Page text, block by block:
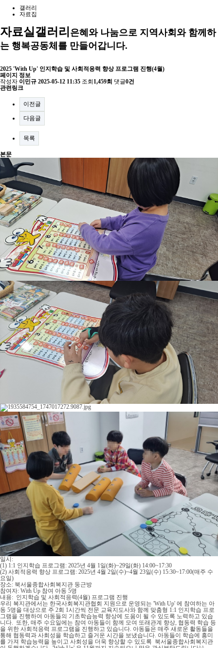
갤러리
자료집
자료실갤러리 은혜와 나눔으로 지역사회와 함께하
는 행복공동체를 만들어갑니다.
2025 'With Up' 인지학습 및 사회적응력 향상 프로그램 진행(4월)
페이지 정보
작성자 이민규 2025-05-12 11:35 조회 1,459회 댓글0건
관련링크
이전글
다음글
목록
본문
일시:
(1) 1:1 인지학습 프로그램: 2025년 4월 1일(화)~29일(화) 14:00~17:30
(2) 사회적응력 향상 프로그램: 2025년 4월 2일(수)~4월 23일(수) 15:30~17:00(매주 수
요일)
장소: 북서울종합사회복지관 둥근방
참여자: With Up 참여 아동 5명
내용: 인지학습 및 사회적응력(4월) 프로그램 진행
우리 복지관에서는 한국사회복지관협회 지원으로 운영되는 'With Up' 에 참여하는 아
동 5명을 대상으로 주 2회 1시간씩 전문 교육지도사와 함께 맞춤형 1:1 인지학습 프로
그램을 진행하여 아동들의 기초학습능력 향상에 도움이 될 수 있도록 노력하고 있습
니다. 또한, 매주 수요일에는 참여 아동들이 함께 모여 또래관계 향상, 협동력 학습 등
을 위한 사회적응력 프로그램을 진행하고 있습니다. 아동들은 매주 새로운 활동들을
통해 협동력과 사회성을 학습하고 즐거운 시간을 보냈습니다. 아동들이 학습에 흥미
를 가져 학습능력을 높이고 사회성을 더욱 향상할 수 있도록 북서울종합사회복지관